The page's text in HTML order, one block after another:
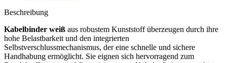
Beschreibung
Kabelbinder weiß aus robustem Kunststoff überzeugen durch ihre
hohe Belastbarkeit und den integrierten
Selbstverschlussmechanismus, der eine schnelle und sichere
Handhabung ermöglicht. Sie eignen sich hervorragend zum